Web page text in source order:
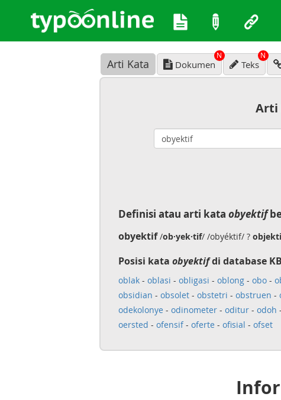
Arti Kata Dokumen
N
Teks
N
Arti
Definisi atau arti kata obyektif
obyektif/ob·yek·tif/ /obyéktif/ ?
Posisi kata obyektifdi database
oblak- oblasi - obligasi - oblong- obo-
obsidian - obsolet- obstetri - obstruen -
odekolonye - odinometer- oditur- odoh -
oersted - ofensif- oferte - ofisial - ofset